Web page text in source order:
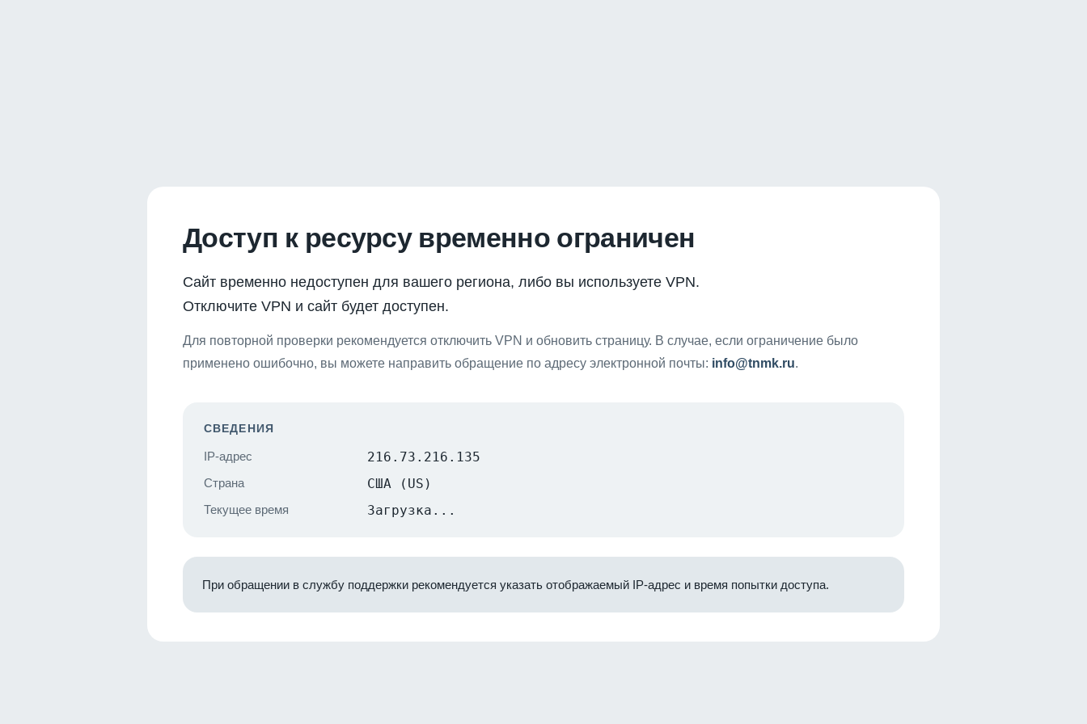
Доступ к ресурсу временно ограничен
Сайт временно недоступен для вашего региона, либо вы используете VPN.
Отключите VPN и сайт будет доступен.
Для повторной проверки рекомендуется отключить VPN и обновить страницу. В случае, если ограничение было
применено ошибочно, вы можете направить обращение по адресу электронной почты: info@tnmk.ru.
СВЕДЕНИЯ
IP-адрес 216.73.216.135
Страна США (US)
Текущее время Загрузка...
При обращении в службу поддержки рекомендуется указать отображаемый IP-адрес и время попытки доступа.